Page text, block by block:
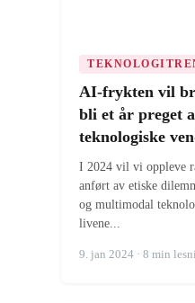
AI-frykten vil
bli et år preget
teknologiske
I 2024 vil vi oppleve
anført av etiske
og multimodal
livene...
9. jan 2024 · 8 min